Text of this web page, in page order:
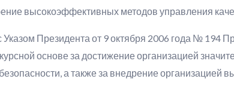
высокоэффективных методов управления
Указом Президента от 9 октября 2006 года № 194
основе за достижение организацией
а также за внедрение